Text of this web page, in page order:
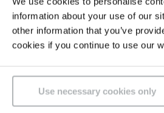
information about your use of our
other information that you’ve
cookies if you continue to use our
Use necessary cookies only